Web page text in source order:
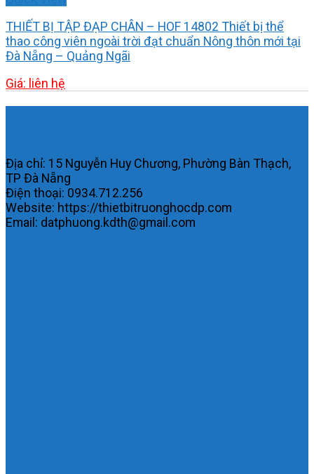
THIẾT BỊ TẬP ĐẠP CHÂN – HOF 14802 Thiết bị thể
thao công viên ngoài trời đạt chuẩn Nông thôn mới tại
Đà Nẵng – Quảng Ngãi
Giá: liên hệ
Địa chỉ: 15 Nguyễn Huy Chương, Phường Bàn Thạch,
TP Đà Nẵng
Điện thoại: 0934.712.256
Website: https://thietbitruonghocdp.com
Email: datphuong.kdth@gmail.com